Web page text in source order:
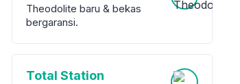
Theodolite baru & bekas
bergaransi.
Total Station